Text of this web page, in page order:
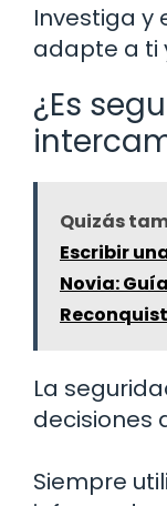
Investiga y
adapte a ti
¿Es
Quizás
Escribir
Novia:
La
decisiones
Siempre